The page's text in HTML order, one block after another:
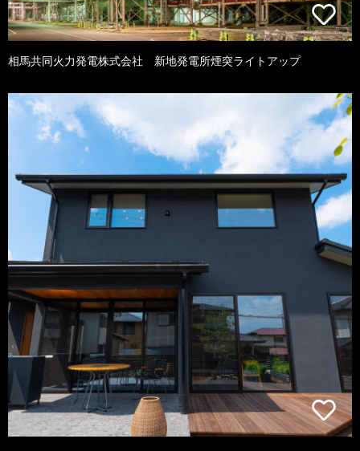
相馬共同火力発電株式会社 新地発電所煙突ライトアップ